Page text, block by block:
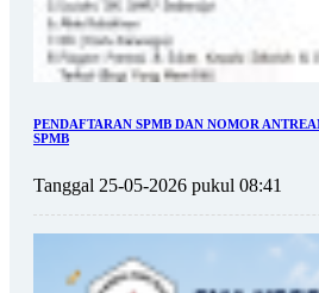
PENDAFTARAN SPMB DAN NOMOR
SPMB
Tanggal 25-05-2026 pukul 08:41